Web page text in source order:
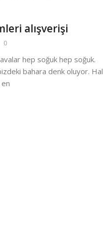
alışverişi
0
hep soğuk hep soğuk.
bahara denk oluyor. Hal